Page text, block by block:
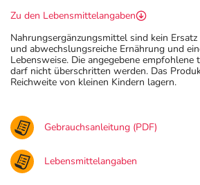
Zu den Lebensmittelangaben
Nahrungsergänzungsmittel sind kein
und abwechslungsreiche Ernährung und
Lebensweise. Die angegebene empfohlene
darf nicht überschritten werden. Das
Reichweite von kleinen Kindern lagern.
Gebrauchsanleitung (PDF)
Lebensmittelangaben